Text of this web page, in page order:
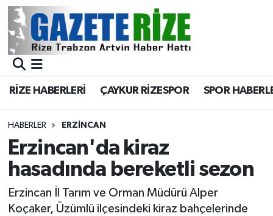
RİZE HABERLERİ ÇAYKUR RİZESPOR SPOR
HABERLER ERZINCAN
Erzincan'da kiraz
hasadında bereketli sezon
Erzincan İl Tarım ve Orman Müdürü Alper
Koçaker, Üzümlü ilçesindeki kiraz bahçelerinde
BÖLGEMİZ
Asayiş
Rize Jandarma Komutanlığı
Bilim Teknoloji
Bölge
Merkez Nöbetçi Eczaneler
Merkez Trafik Yoğunluk Haritası
Süper Lig Puan Durumu ve Fikstür
Tüm Manşetler
Son Dakika Haberleri